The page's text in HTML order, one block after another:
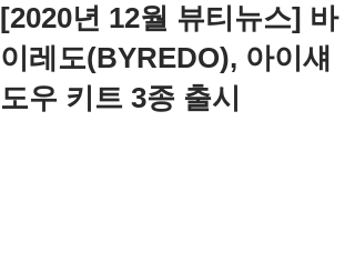
[2020년 12월 뷰티뉴스] 바
이레도(BYREDO), 아이섀
도우 키트 3종 출시